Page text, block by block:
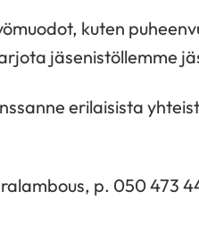
kuten
jäsenistöllemme
erilaisista
p. 050 473